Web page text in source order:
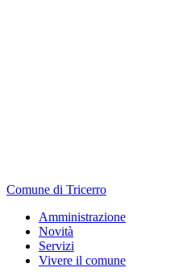
Comune di Tricerro
Amministrazione
Novità
Servizi
Vivere il comune